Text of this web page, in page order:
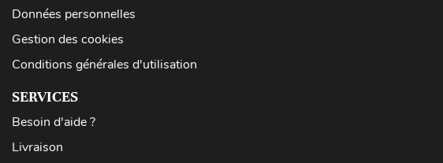
Données personnelles
Gestion des cookies
Conditions générales d'utilisation
SERVICES
Besoin d'aide ?
Livraison